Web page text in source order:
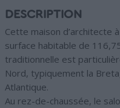
DESCRIPTION
Cette maison d’architecte
surface habitable de
traditionnelle est
Nord, typiquement la
Atlantique.
Au rez-de-chaussée, le